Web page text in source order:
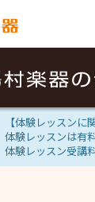
【体験レッスンに
体験レッスンは有
体験レッスン受講